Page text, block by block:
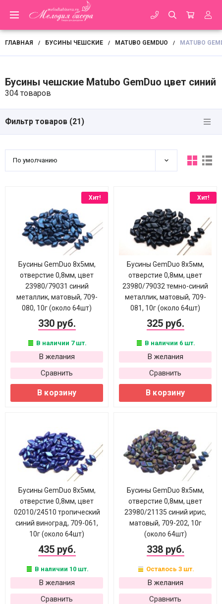
ГЛАВНАЯ / БУСИНЫ ЧЕШСКИЕ / MATUBO GEMDUO / MATUBO
Бусины чешские Matubo GemDuo цвет синий
304 товаров
Фильтр товаров (21)
По умолчанию
Хит!
Бусины GemDuo 8х5мм,
отверстие 0,8мм, цвет
23980/79031 синий
металлик, матовый, 709-
080, 10г (около 64шт)
330 руб.
В наличии 7 шт.
В желания
Сравнить
В корзину
Хит!
Бусины GemDuo 8х5мм,
отверстие 0,8мм, цвет
23980/79032 темно-синий
металлик, матовый, 709-
081, 10г (около 64шт)
325 руб.
В наличии 6 шт.
В желания
Сравнить
В корзину
Бусины GemDuo 8х5мм,
отверстие 0,8мм, цвет
02010/24510 тропический
синий виноград, 709-061,
10г (около 64шт)
435 руб.
В наличии 10 шт.
В желания
Сравнить
Бусины GemDuo 8х5мм,
отверстие 0,8мм, цвет
23980/21135 синий ирис,
матовый, 709-202, 10г
(около 64шт)
338 руб.
Осталось 3 шт.
В желания
Сравнить